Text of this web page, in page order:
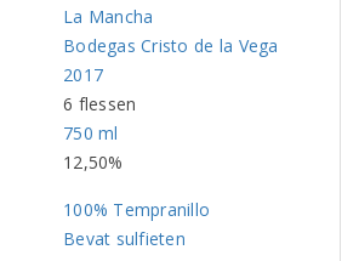
La Mancha
Bodegas Cristo de la Vega
2017
6 flessen
750 ml
12,50%
100% Tempranillo
Bevat sulfieten